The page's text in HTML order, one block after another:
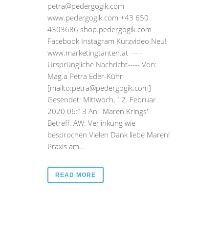
petra@pedergogik.com
www.pedergogik.com +43 650
4303686 shop.pedergogik.com
Facebook Instagram Kurzvideo Neu!
www.marketingtanten.at -----
Ursprüngliche Nachricht----- Von:
Mag.a Petra Eder-Kühr
[mailto:petra@pedergogik.com]
Gesendet: Mittwoch, 12. Februar
2020 06:13 An: 'Maren Krings'
Betreff: AW: Verlinkung wie
besprochen Vielen Dank liebe Maren!
Praxis am...
READ MORE